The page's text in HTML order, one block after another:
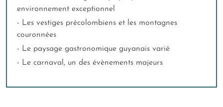
environnement exceptionnel
- Les vestiges précolombiens et les montagnes
couronnées
- Le paysage gastronomique guyanais varié
- Le carnaval, un des évènements majeurs